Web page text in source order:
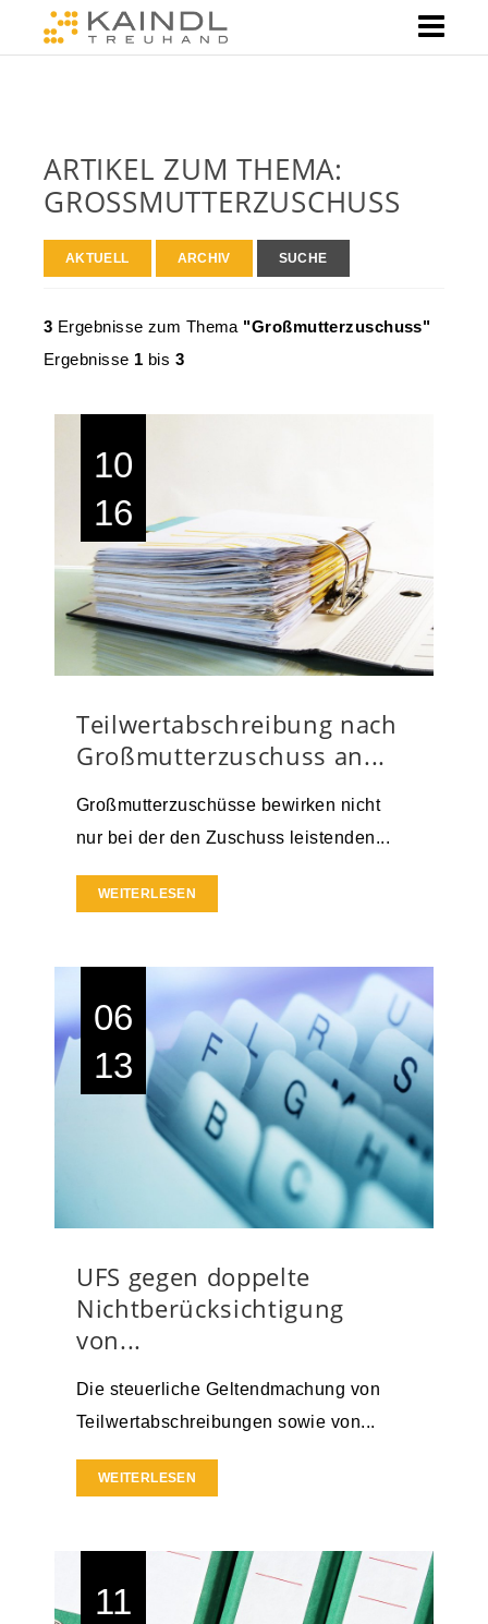
ARTIKEL ZUM THEMA:
GROSSMUTTERZUSCHUSS
AKTUELL ARCHIV SUCHE
3 Ergebnisse zum Thema "Großmutterzuschuss"
Ergebnisse 1 bis 3
10
16
Teilwertabschreibung nach
Großmutterzuschuss an...
Großmutterzuschüsse bewirken nicht
nur bei der den Zuschuss leistenden...
WEITERLESEN
06
13
UFS gegen doppelte
Nichtberücksichtigung
von...
Die steuerliche Geltendmachung von
Teilwertabschreibungen sowie von...
WEITERLESEN
11